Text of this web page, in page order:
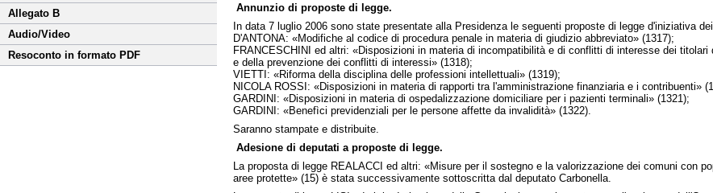
Allegato B
Audio/Video
Resoconto in formato PDF
Annunzio di proposte di legge.
In data 7 luglio 2006 sono state presentate alla Presidenza le seguenti proposte di legge d'iniziativa
D'ANTONA: «Modifiche al codice di procedura penale in materia di giudizio abbreviato» (1317);
FRANCESCHINI ed altri: «Disposizioni in materia di incompatibilità e di conflitti di interesse dei
e della prevenzione dei conflitti di interessi» (1318);
VIETTI: «Riforma della disciplina delle professioni intellettuali» (1319);
NICOLA ROSSI: «Disposizioni in materia di rapporti tra l'amministrazione finanziaria e i contribuenti»
GARDINI: «Disposizioni in materia di ospedalizzazione domiciliare per i pazienti terminali» (1321);
GARDINI: «Benefìci previdenziali per le persone affette da invalidità» (1322).
Saranno stampate e distribuite.
Adesione di deputati a proposte di legge.
La proposta di legge REALACCI ed altri: «Misure per il sostegno e la valorizzazione dei comuni con
aree protette» (15) è stata successivamente sottoscritta dal deputato Carbonella.